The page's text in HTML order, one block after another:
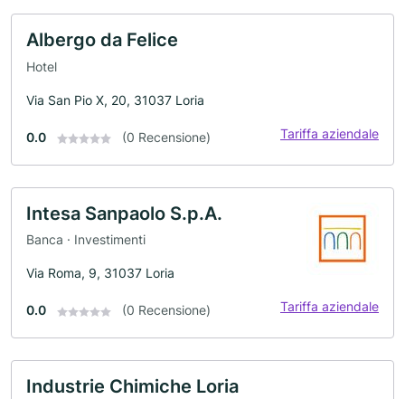
Albergo da Felice
Hotel
Via San Pio X, 20, 31037 Loria
0.0 (0 Recensione) Tariffa aziendale
Intesa Sanpaolo S.p.A.
Banca · Investimenti
Via Roma, 9, 31037 Loria
0.0 (0 Recensione) Tariffa aziendale
Industrie Chimiche Loria